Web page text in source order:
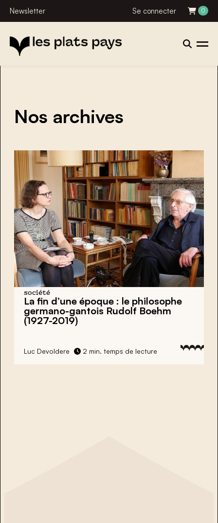
Newsletter Se connecter 0
Nos archives
société
La fin d’une époque : le philosophe
germano-gantois Rudolf Boehm
(1927-2019)
Luc Devoldere 2 min. temps de lecture